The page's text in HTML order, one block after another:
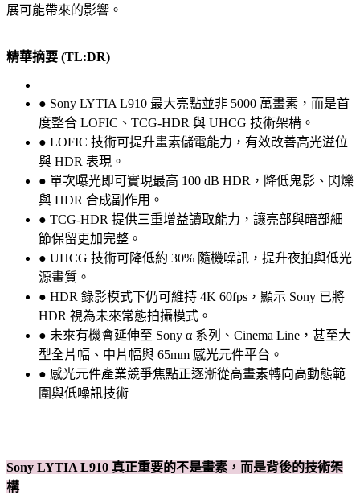
展可能帶來的影響。
精華摘要 (TL:DR)
● Sony LYTIA L910 最大亮點並非 5000 萬畫素，而是首
度整合 LOFIC、TCG-HDR 與 UHCG 技術架構。
● LOFIC 技術可提升畫素儲電能力，有效改善高光溢位
與 HDR 表現。
● 單次曝光即可實現最高 100 dB HDR，降低鬼影、閃爍
與 HDR 合成副作用。
● TCG-HDR 提供三重增益讀取能力，讓亮部與暗部細
節保留更加完整。
● UHCG 技術可降低約 30% 隨機噪訊，提升夜拍與低光
源畫質。
● HDR 錄影模式下仍可維持 4K 60fps，顯示 Sony 已將
HDR 視為未來常態拍攝模式。
● 未來有機會延伸至 Sony α 系列、Cinema Line，甚至大
型全片幅、中片幅與 65mm 感光元件平台。
● 感光元件產業競爭焦點正逐漸從高畫素轉向高動態範
圍與低噪訊技術
Sony LYTIA L910 真正重要的不是畫素，而是背後的技術架
構